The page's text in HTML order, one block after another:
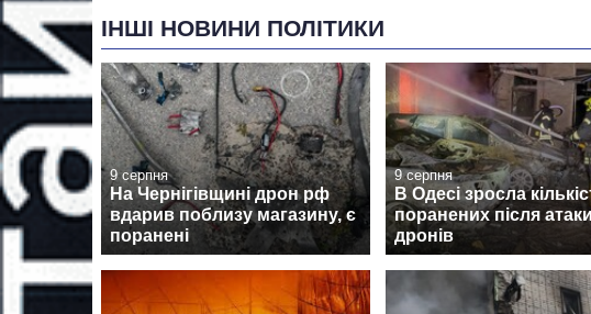
ІНШІ НОВИНИ ПОЛІТИКИ
9 серпня
На Чернігівщині дрон рф
вдарив поблизу магазину, є
поранені
9 серпня
В Одесі зросла
поранених після атаки
дронів